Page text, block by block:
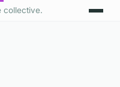
collective.